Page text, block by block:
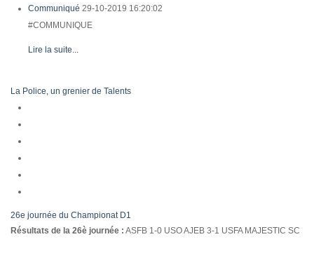
Communiqué 29-10-2019 16:20:02
#COMMUNIQUE
Lire la suite...
La Police, un grenier de Talents
26e journée du Championat D1
Résultats de la 26è journée : ASFB 1-0 USO AJEB 3-1 USFA MAJESTIC SC